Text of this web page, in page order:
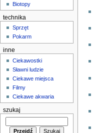
Biotopy
technika
Sprzęt
Pokarm
inne
Ciekawostki
Sławni ludzie
Ciekawe miejsca
Filmy
Ciekawe akwaria
szukaj